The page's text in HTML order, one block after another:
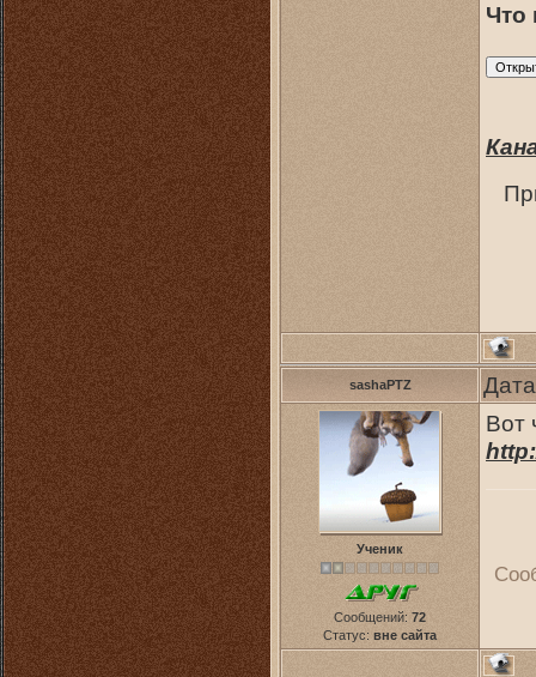
Что
sashaPTZ
Ученик
Сообщений: 72
Статус: вне сайта
Вот